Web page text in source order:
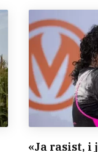
«Ja rasist, i